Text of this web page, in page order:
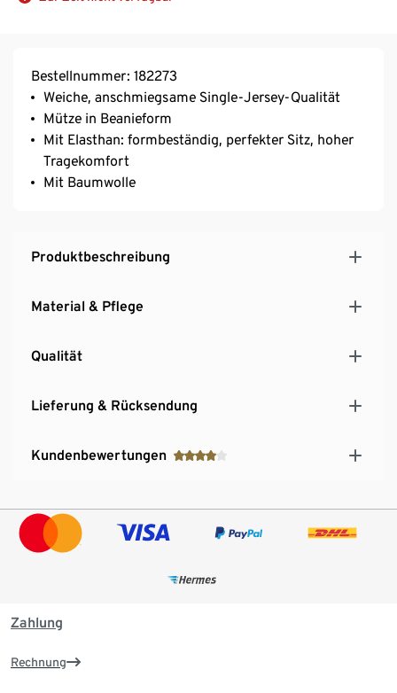
Bestellnummer: 182273
Weiche, anschmiegsame Single-Jersey-Qualität
Mütze in Beanieform
Mit Elasthan: formbeständig, perfekter Sitz, hoher
Tragekomfort
Mit Baumwolle
Produktbeschreibung
Material & Pflege
Qualität
Lieferung & Rücksendung
Kundenbewertungen
Zahlung
Rechnung